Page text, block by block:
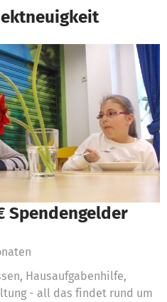
Spendengelder
Hausaufgabenhilfe,
- all das findet rund um